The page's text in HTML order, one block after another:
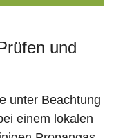
und
unter Beachtung
einem lokalen